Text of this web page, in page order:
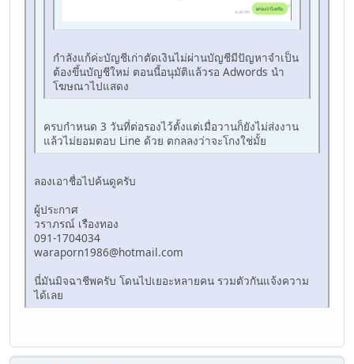
กำลังแก้ค่ะบัญชีเก่าตัดเงินไม่ผ่านบัญชีมีปัญหาจำเป็น
ต้องขึ้นบัญชีใหม่ ตอนนี้อนุมัติแล้วรอ Adwords นำ
โฆษณาไปแสดง
ครบกำหนด 3 วันที่ต่อรองไว้ตั้งแต่เมื่อวานก็ยังไม่ส่งงาน
แล้วไม่ยอมตอบ Line ด้วย ตกลลงว่าจะโกงใช่มั้ย
ลองเอาชื่อไปค้นดูครับ
ผู้ประกาศ
วราภรณ์ เรืองทอง
091-1704034
waraporn1986@hotmail.com
นี่มันมิจฉาชีพครับ โดนไปเยอะหลายคน รวมตัวกันแจ้งความ
ได้เลย